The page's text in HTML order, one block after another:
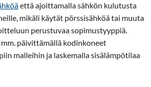
että ajoittamalla sähkön kulutusta
mikäli käytät pörssisähköä tai muuta
perustuvaa sopimustyyppiä.
mm. päivittämällä kodinkoneet
malleihin ja laskemalla sisälämpötilaa